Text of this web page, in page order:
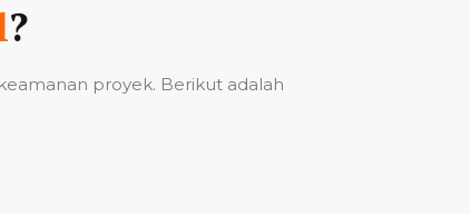
?
proyek. Berikut adalah